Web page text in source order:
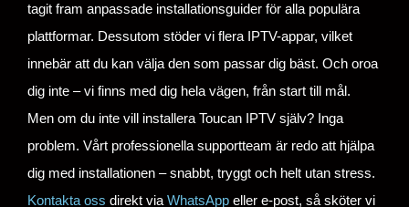
tagit fram anpassade installationsguider för alla populära
plattformar. Dessutom stöder vi flera IPTV-appar, vilket
innebär att du kan välja den som passar dig bäst. Och oroa
dig inte – vi finns med dig hela vägen, från start till mål.
Men om du inte vill installera Toucan IPTV själv? Inga
problem. Vårt professionella supportteam är redo att hjälpa
dig med installationen – snabbt, tryggt och helt utan stress.
Kontakta oss direkt via WhatsApp eller e-post, så sköter vi